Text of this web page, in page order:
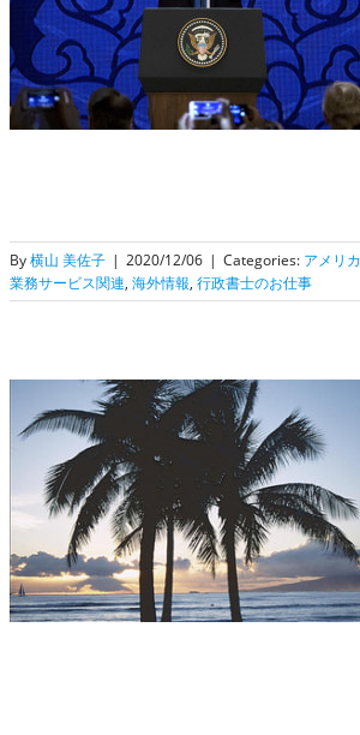
By横山 美佐子 | 2020/12/06 | Categories: アメリカ
業務サービス関連, 海外情報, 行政書士のお仕事